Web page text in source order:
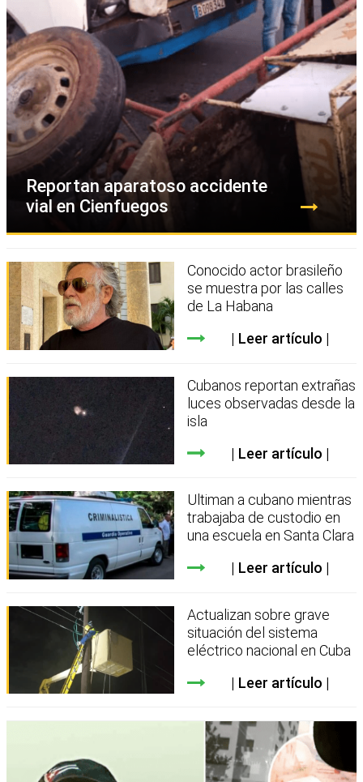
Reportan aparatoso accidente
vial en Cienfuegos
Conocido actor brasileño
se muestra por las calles
de La Habana
Leer artículo
Cubanos reportan extrañas
luces observadas desde la
isla
Leer artículo
Ultiman a cubano mientras
trabajaba de custodio en
una escuela en Santa Clara
Leer artículo
Actualizan sobre grave
situación del sistema
eléctrico nacional en Cuba
Leer artículo